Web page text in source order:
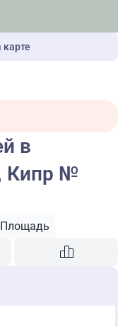
карте
в
Кипр №
Площадь